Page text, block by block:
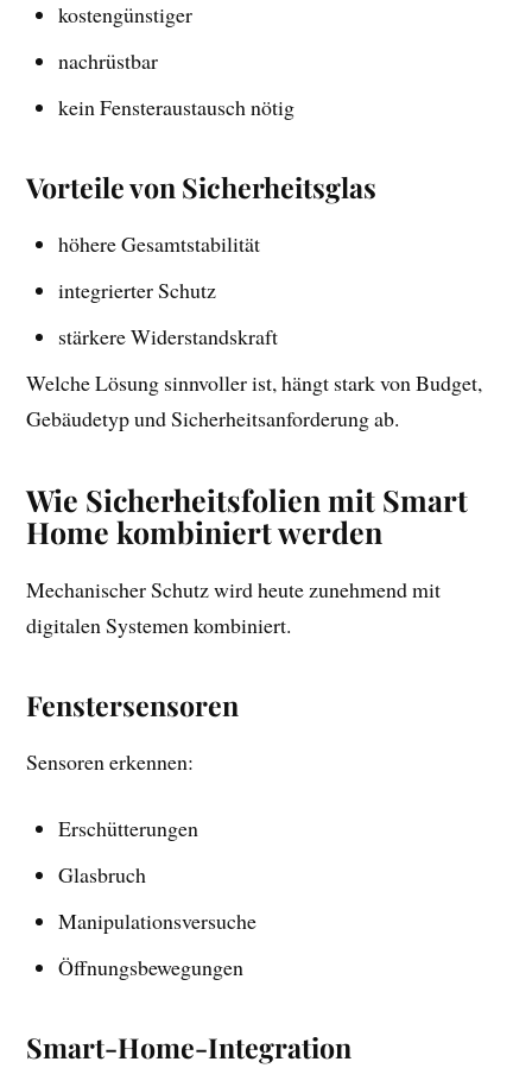
kostengünstiger
nachrüstbar
kein Fensteraustausch nötig
Vorteile von Sicherheitsglas
höhere Gesamtstabilität
integrierter Schutz
stärkere Widerstandskraft
Welche Lösung sinnvoller ist, hängt stark von Budget,
Gebäudetyp und Sicherheitsanforderung ab.
Wie Sicherheitsfolien mit Smart
Home kombiniert werden
Mechanischer Schutz wird heute zunehmend mit
digitalen Systemen kombiniert.
Fenstersensoren
Sensoren erkennen:
Erschütterungen
Glasbruch
Manipulationsversuche
Öffnungsbewegungen
Smart-Home-Integration